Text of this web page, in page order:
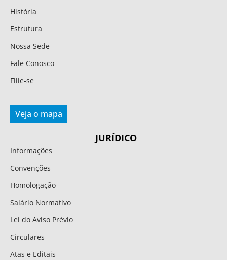
História
Estrutura
Nossa Sede
Fale Conosco
Filie-se
Veja o mapa
JURÍDICO
Informações
Convenções
Homologação
Salário Normativo
Lei do Aviso Prévio
Circulares
Atas e Editais